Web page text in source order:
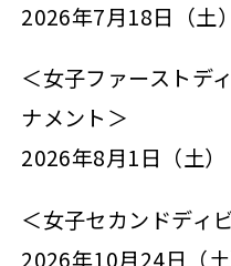
2026年7月18日（土
＜女子ファーストデ
ナメント＞
2026年8月1日（土）
＜女子セカンドディ
2026年10月24日（土